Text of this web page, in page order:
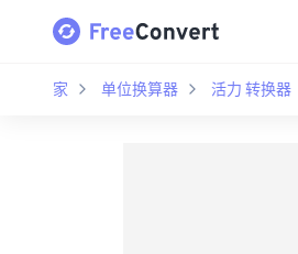
家 单位换算器 活力 转换器